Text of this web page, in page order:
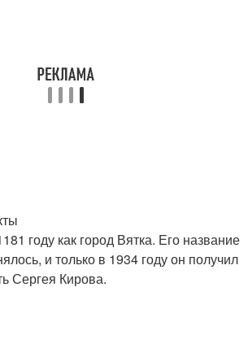
году как город Вятка. Его название
и только в 1934 году он получил
Сергея Кирова.